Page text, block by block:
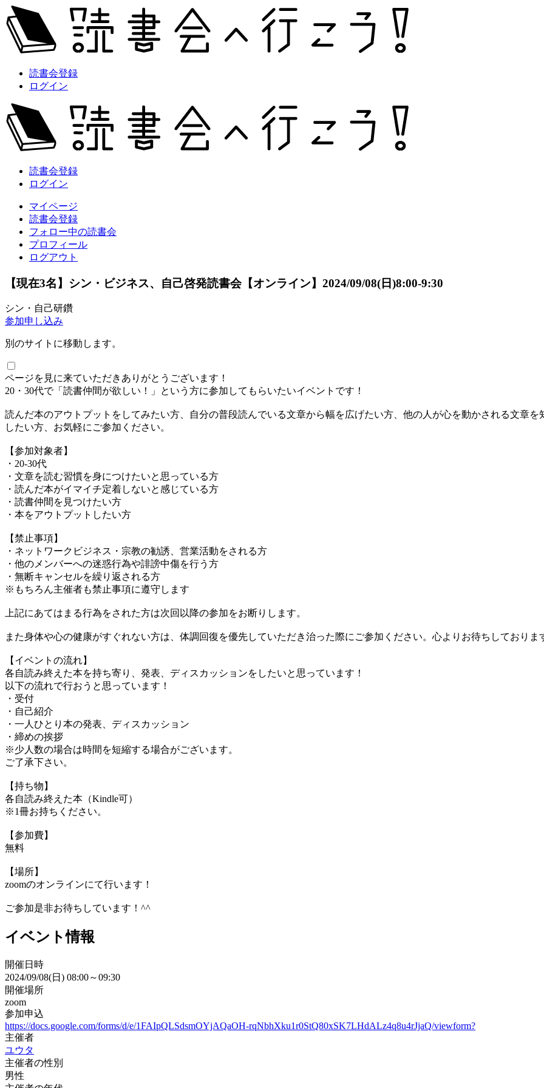
読書会登録
ログイン
読書会登録
ログイン
マイページ
読書会登録
フォロー中の読書会
プロフィール
ログアウト
【現在3名】シン・ビジネス、自己啓発読書会【オンライン】2024/09/08(日)8:00-9:30
シン・自己研鑽
参加申し込み
別のサイトに移動します。
ページを見に来ていただきありがとうございます！
20・30代で「読書仲間が欲しい！」という方に参加してもらいたいイベントです！
読んだ本のアウトプットをしてみたい方、自分の普段読んでいる文章から幅を広げたい方、他の人が心を動かされる文章
したい方、お気軽にご参加ください。
【参加対象者】
・20-30代
・文章を読む習慣を身につけたいと思っている方
・読んだ本がイマイチ定着しないと感じている方
・読書仲間を見つけたい方
・本をアウトプットしたい方
【禁止事項】
・ネットワークビジネス・宗教の勧誘、営業活動をされる方
・他のメンバーへの迷惑行為や誹謗中傷を行う方
・無断キャンセルを繰り返される方
※もちろん主催者も禁止事項に遵守します
上記にあてはまる行為をされた方は次回以降の参加をお断りします。
また身体や心の健康がすぐれない方は、体調回復を優先していただき治った際にご参加ください。心よりお待ちしておりま
【イベントの流れ】
各自読み終えた本を持ち寄り、発表、ディスカッションをしたいと思っています！
以下の流れで行おうと思っています！
・受付
・自己紹介
・一人ひとり本の発表、ディスカッション
・締めの挨拶
※少人数の場合は時間を短縮する場合がございます。
ご了承下さい。
【持ち物】
各自読み終えた本（Kindle可）
※1冊お持ちください。
【参加費】
無料
【場所】
zoomのオンラインにて行います！
ご参加是非お待ちしています！^^
イベント情報
開催日時
2024/09/08(日) 08:00～09:30
開催場所
zoom
参加申込
https://docs.google.com/forms/d/e/1FAIpQLSdsmOYjAQaOH-rqNbhXku1r0StQ80xSK7LHdALz4q8u4rJjaQ/viewform?
主催者
ユウタ
主催者の性別
男性